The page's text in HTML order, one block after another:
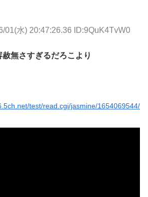
01(水) 20:47:26.36 ID:9QuK4TvW0
無さすぎるだろこより
test/read.cgi/jasmine/1654069544/